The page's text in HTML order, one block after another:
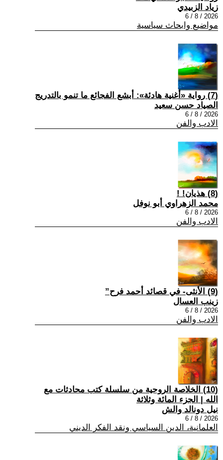
زياد الزبيدي
2026 / 8 / 6
مواضيع وابحاث سياسية
(7) رواية «أغنية هادئة»: أبشع الفجائع ما تنمو بالتدريج
الصياد حسن سعيد
2026 / 8 / 6
الادب والفن
(8) هذيان! !
محمد الزهراوي أبو نوفل
2026 / 8 / 6
الادب والفن
(9) الأنثى- في قصائد أحمد فرح”
زينب العسال
2026 / 8 / 6
الادب والفن
(10) الخلاصة الروحية من سلسلة كتب محادثات مع
الله | الجزء المائة وثلاثة
نيل دونالد والش
2026 / 8 / 6
العلمانية، الدين السياسي ونقد الفكر الديني